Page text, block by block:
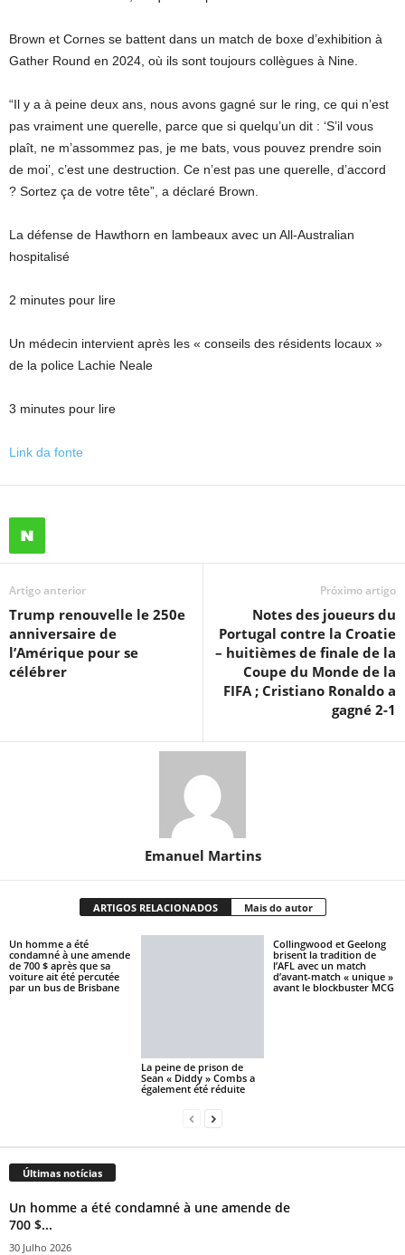
Brown et Cornes se battent dans un match de boxe d’exhibition à
Gather Round en 2024, où ils sont toujours collègues à Nine.
“Il y a à peine deux ans, nous avons gagné sur le ring, ce qui n’est
pas vraiment une querelle, parce que si quelqu’un dit : ‘S’il vous
plaît, ne m’assommez pas, je me bats, vous pouvez prendre soin
de moi’, c’est une destruction. Ce n’est pas une querelle, d’accord
? Sortez ça de votre tête”, a déclaré Brown.
La défense de Hawthorn en lambeaux avec un All-Australian
hospitalisé
2 minutes pour lire
Un médecin intervient après les « conseils des résidents locaux »
de la police Lachie Neale
3 minutes pour lire
Link da fonte
Artigo anterior
Trump renouvelle le 250e
anniversaire de
l’Amérique pour se
célébrer
Próximo artigo
Notes des joueurs du
Portugal contre la Croatie
– huitièmes de finale de la
Coupe du Monde de la
FIFA ; Cristiano Ronaldo a
gagné 2-1
Emanuel Martins
ARTIGOS RELACIONADOS Mais do autor
Un homme a été
condamné à une amende
de 700 $ après que sa
voiture ait été percutée
par un bus de Brisbane
La peine de prison de
Sean « Diddy » Combs a
également été réduite
Collingwood et Geelong
brisent la tradition de
l’AFL avec un match
d’avant-match « unique »
avant le blockbuster MCG
Últimas notícias
Un homme a été condamné à une amende de
700 $...
30 Julho 2026